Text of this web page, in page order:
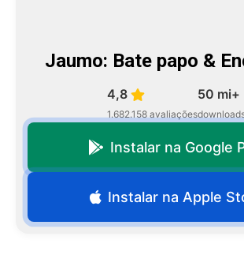
Jaumo: Bate papo &
4,8
1.682.158 avaliações
50 mi+
Instalar na Google
Instalar na Apple